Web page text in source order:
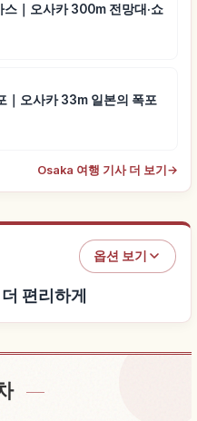
스｜오사카 300m 전망대·쇼
｜오사카 33m 일본의 폭포
Osaka 여행 기사 더 보기 →
옵션 보기
편리하게
처 숙소 찾기